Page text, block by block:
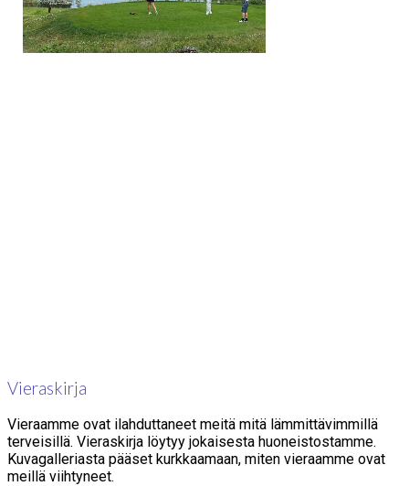
Vieraskirja
Vieraamme ovat ilahduttaneet meitä mitä lämmittävimmillä
terveisillä. Vieraskirja löytyy jokaisesta huoneistostamme.
Kuvagalleriasta pääset kurkkaamaan, miten vieraamme ovat
meillä viihtyneet.